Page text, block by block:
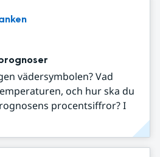
vädersymbolen? Vad
och hur ska du
procentsiffror? I